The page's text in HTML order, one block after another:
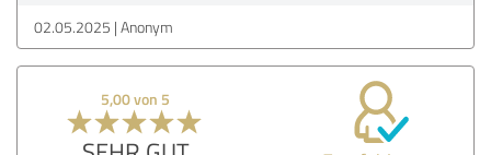
02.05.2025 Anonym
5,00 von 5